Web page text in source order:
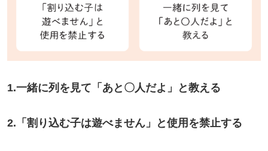
1.一緒に列を見て「あと〇人だよ」と教える
2.「割り込む子は遊べません」と使用を禁止する